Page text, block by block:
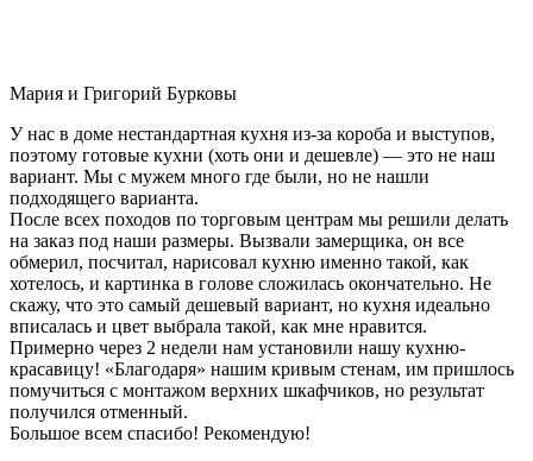
Мария и Григорий Бурковы
У нас в доме нестандартная кухня из-за короба и выступов,
поэтому готовые кухни (хоть они и дешевле) — это не наш
вариант. Мы с мужем много где были, но не нашли
подходящего варианта.
После всех походов по торговым центрам мы решили делать
на заказ под наши размеры. Вызвали замерщика, он все
обмерил, посчитал, нарисовал кухню именно такой, как
хотелось, и картинка в голове сложилась окончательно. Не
скажу, что это самый дешевый вариант, но кухня идеально
вписалась и цвет выбрала такой, как мне нравится.
Примерно через 2 недели нам установили нашу кухню-
красавицу! «Благодаря» нашим кривым стенам, им пришлось
помучиться с монтажом верхних шкафчиков, но результат
получился отменный.
Большое всем спасибо! Рекомендую!